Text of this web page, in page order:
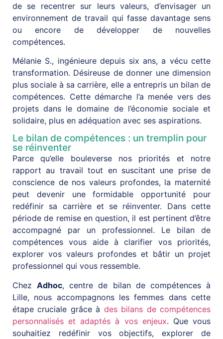
de se recentrer sur leurs valeurs, d’envisager un
environnement de travail qui fasse davantage sens
ou encore de développer de nouvelles
compétences.
Mélanie S., ingénieure depuis six ans, a vécu cette
transformation. Désireuse de donner une dimension
plus sociale à sa carrière, elle a entrepris un bilan de
compétences. Cette démarche l’a menée vers des
projets dans le domaine de l’économie sociale et
solidaire, plus en adéquation avec ses aspirations.
Le bilan de compétences : un tremplin pour
se réinventer
Parce qu’elle bouleverse nos priorités et notre
rapport au travail tout en suscitant une prise de
conscience de nos valeurs profondes, la maternité
peut devenir une formidable opportunité pour
redéfinir sa carrière et se réinventer. Dans cette
période de remise en question, il est pertinent d’être
accompagné par un professionnel. Le bilan de
compétences vous aide à clarifier vos priorités,
explorer vos valeurs profondes et bâtir un projet
professionnel qui vous ressemble.
ChezAdhoc, centre de bilan de compétences à
Lille, nous accompagnons les femmes dans cette
étape cruciale grâce à des bilans de compétences
personnalisés et adaptés à vos enjeux. Que vous
souhaitiez redéfinir vos objectifs, explorer de